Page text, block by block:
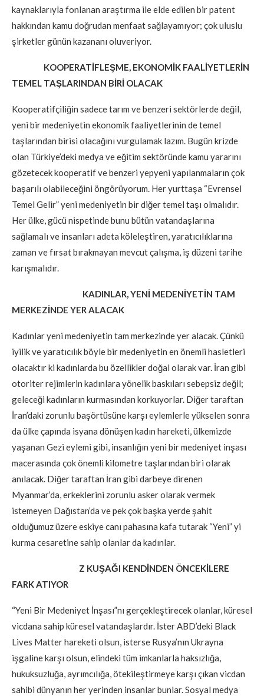
kaynaklarıyla fonlanan araştırma ile elde edilen bir patent
hakkından kamu doğrudan menfaat sağlayamıyor; çok uluslu
şirketler günün kazananı oluveriyor.
KOOPERATİFLEŞME, EKONOMİK FAALİYETLERİN
TEMEL TAŞLARINDAN BİRİ OLACAK
Kooperatifçiliğin sadece tarım ve benzeri sektörlerde değil,
yeni bir medeniyetin ekonomik faaliyetlerinin de temel
taşlarından birisi olacağını vurgulamak lazım. Bugün krizde
olan Türkiye’deki medya ve eğitim sektöründe kamu yararını
gözetecek kooperatif ve benzeri yepyeni yapılanmaların çok
başarılı olabileceğini öngörüyorum. Her yurttaşa “Evrensel
Temel Gelir” yeni medeniyetin bir diğer temel taşı olmalıdır.
Her ülke, gücü nispetinde bunu bütün vatandaşlarına
sağlamalı ve insanları adeta köleleştiren, yaratıcılıklarına
zaman ve fırsat bırakmayan mevcut çalışma, iş düzeni tarihe
karışmalıdır.
KADINLAR, YENİ MEDENİYETİN TAM
MERKEZİNDE YER ALACAK
Kadınlar yeni medeniyetin tam merkezinde yer alacak. Çünkü
iyilik ve yaratıcılık böyle bir medeniyetin en önemli hasletleri
olacaktır ki kadınlarda bu özellikler doğal olarak var. İran gibi
otoriter rejimlerin kadınlara yönelik baskıları sebepsiz değil;
geleceği kadınların kurmasından korkuyorlar. Diğer taraftan
İran’daki zorunlu başörtüsüne karşı eylemlerle yükselen sonra
da ülke çapında isyana dönüşen kadın hareketi, ülkemizde
yaşanan Gezi eylemi gibi, insanlığın yeni bir medeniyet inşası
macerasında çok önemli kilometre taşlarından biri olarak
anılacak. Diğer taraftan İran gibi darbeye direnen
Myanmar’da, erkeklerini zorunlu asker olarak vermek
istemeyen Dağıstan’da ve pek çok başka yerde şahit
olduğumuz üzere eskiye canı pahasına kafa tutarak “Yeni” yi
kurma cesaretine sahip olanlar da kadınlar.
Z KUŞAĞI KENDİNDEN ÖNCEKİLERE
FARK ATIYOR
“Yeni Bir Medeniyet İnşası”nı gerçekleştirecek olanlar, küresel
vicdana sahip küresel vatandaşlardır. İster ABD’deki Black
Lives Matter hareketi olsun, isterse Rusya’nın Ukrayna
işgaline karşı olsun, elindeki tüm imkanlarla haksızlığa,
hukuksuzluğa, ayrımcılığa, ötekileştirmeye karşı çıkan vicdan
sahibi dünyanın her yerinden insanlar bunlar. Sosyal medya